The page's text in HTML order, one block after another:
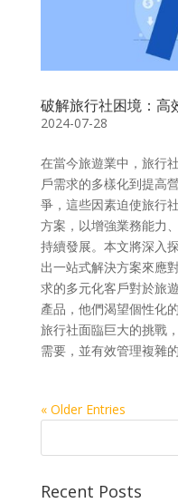
破解旅行社困境：高
2024-07-28
在當今旅遊業中，旅行
戶需求的多樣化到提高
爭，這些因素迫使旅行
方案，以增強業務能力
持續發展。本文將深入
出一站式解決方案來應
求的多元化客戶對於旅
產品，他們渴望個性化
旅行社面臨巨大的挑戰
需要，並有效管理複雜
« Older Entries
Recent Posts